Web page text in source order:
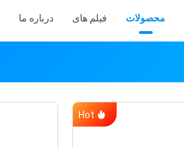
محصولات فیلم های درباره ما
Hot